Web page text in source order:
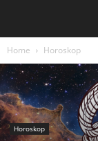
Home Horoskop
Horoskop